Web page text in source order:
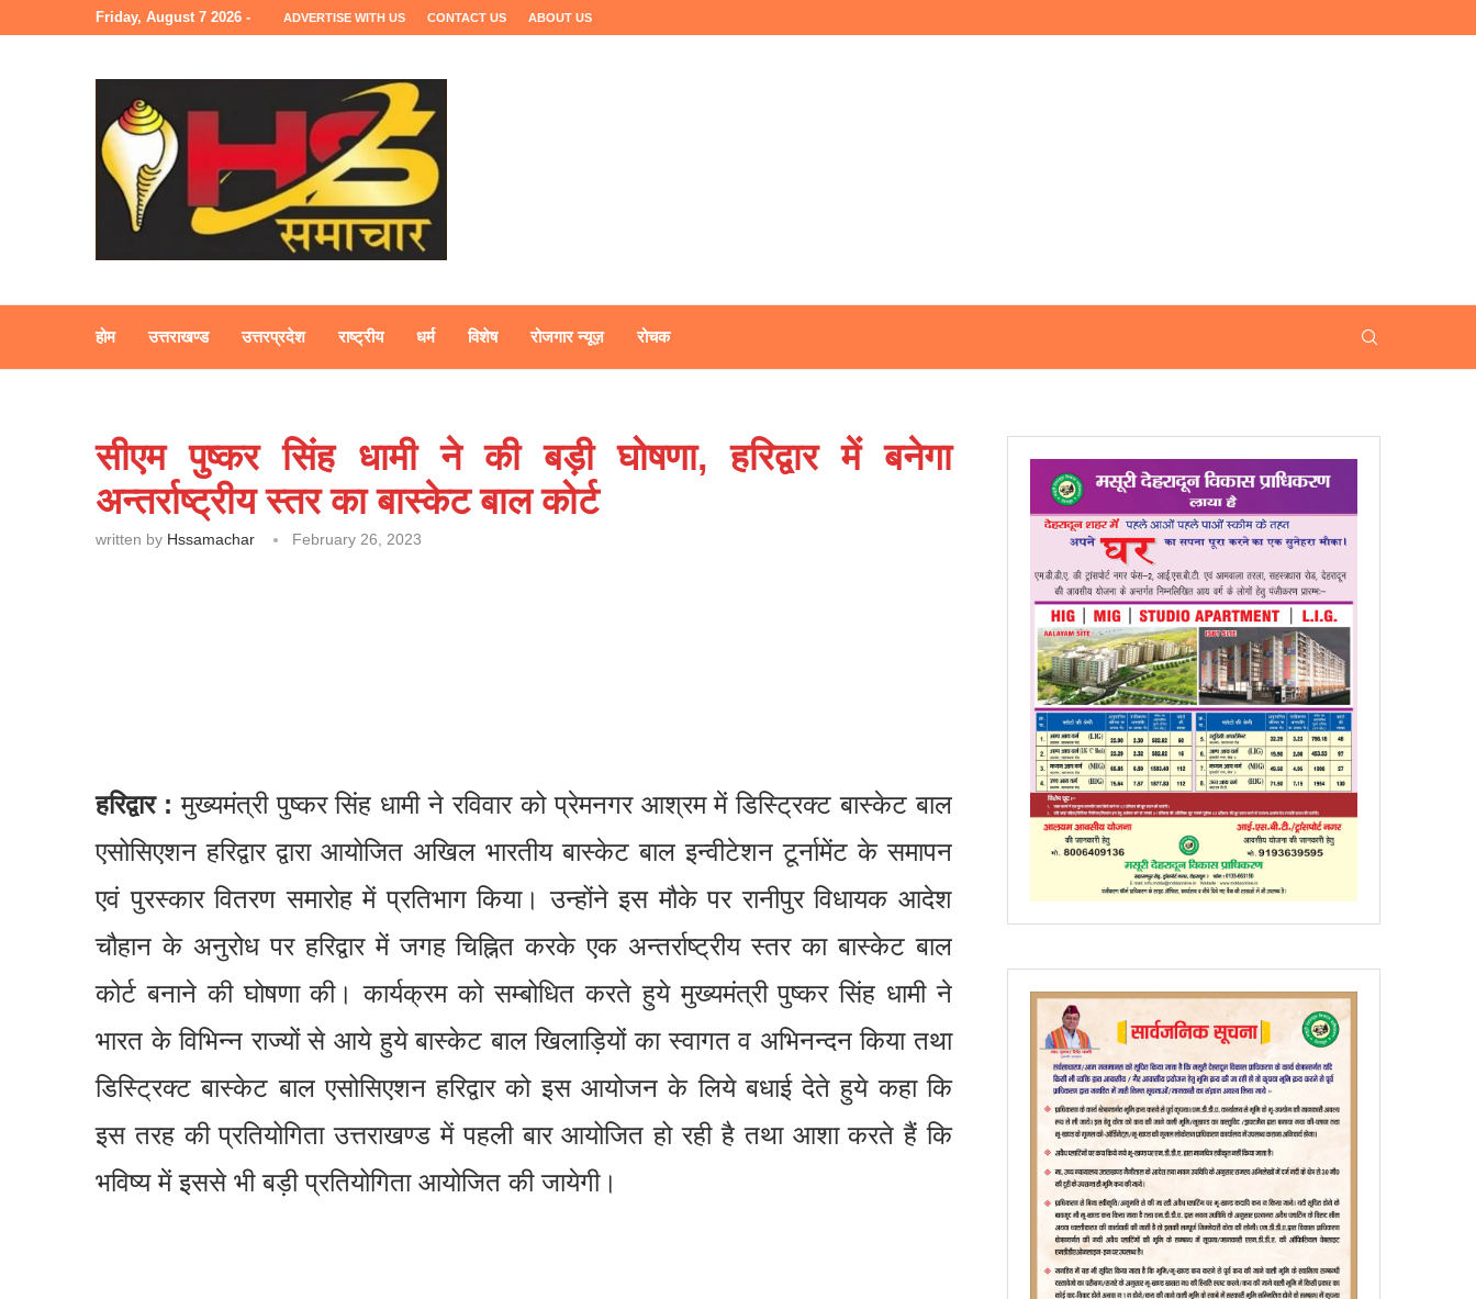
Friday, August 7 2026 - ADVERTISE WITH US CONTACT US ABOUT US
होम उत्तराखण्ड उत्तरप्रदेश राष्ट्रीय धर्म विशेष रोजगार न्यूज़ रोचक
सीएम पुष्कर सिंह धामी ने की बड़ी घोषणा, हरिद्वार में बनेगा
अन्तर्राष्ट्रीय स्तर का बास्केट बाल कोर्ट
written by Hssamachar February 26, 2023
हरिद्वार :मुख्यमंत्री पुष्कर सिंह धामी ने रविवार को प्रेमनगर आश्रम में डिस्ट्रिक्ट बास्केट बाल
एसोसिएशन हरिद्वार द्वारा आयोजित अखिल भारतीय बास्केट बाल इन्वीटेशन टूर्नामेंट के समापन
एवं पुरस्कार वितरण समारोह में प्रतिभाग किया। उन्होंने इस मौके पर रानीपुर विधायक आदेश
चौहान के अनुरोध पर हरिद्वार में जगह चिह्नित करके एक अन्तर्राष्ट्रीय स्तर का बास्केट बाल
कोर्ट बनाने की घोषणा की। कार्यक्रम को सम्बोधित करते हुये मुख्यमंत्री पुष्कर सिंह धामी ने
भारत के विभिन्न राज्यों से आये हुये बास्केट बाल खिलाड़ियों का स्वागत व अभिनन्दन किया तथा
डिस्ट्रिक्ट बास्केट बाल एसोसिएशन हरिद्वार को इस आयोजन के लिये बधाई देते हुये कहा कि
इस तरह की प्रतियोगिता उत्तराखण्ड में पहली बार आयोजित हो रही है तथा आशा करते हैं कि
भविष्य में इससे भी बड़ी प्रतियोगिता आयोजित की जायेगी।